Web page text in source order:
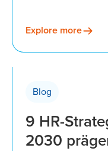
Explore more
Blog
9 HR-
2030